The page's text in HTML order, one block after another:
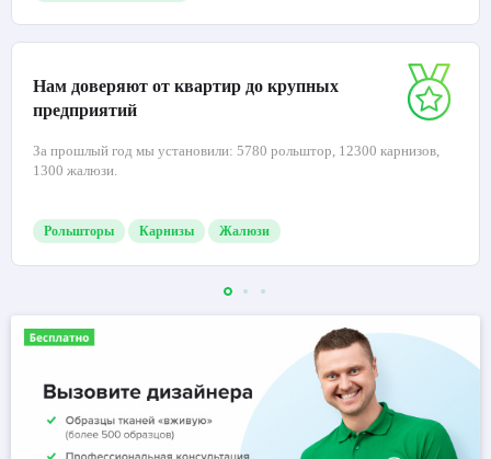
Нам доверяют от квартир до крупных
предприятий
За прошлый год мы установили: 5780 рольштор, 12300 карнизов,
1300 жалюзи.
Рольшторы Карнизы Жалюзи